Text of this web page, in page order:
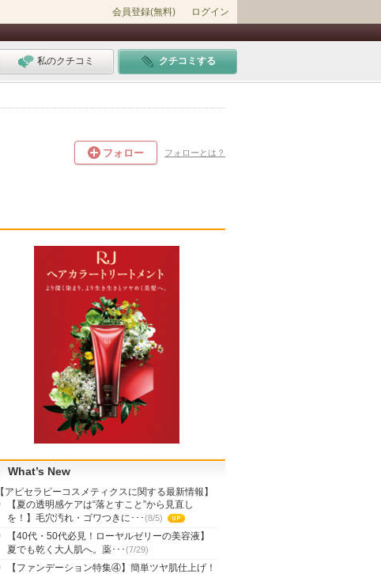
会員登録(無料) ログイン
私のクチコミ クチコミする
フォロー フォローとは？
What’s New
【アピセラピーコスメティクスに関する最新情報】
【夏の透明感ケアは“落とすこと”から見直し
を！】毛穴汚れ・ゴワつきに･･･(8/5)
UP
【40代・50代必見！ローヤルゼリーの美容液】
夏でも乾く大人肌へ。薬･･･(7/29)
【ファンデーション特集④】簡単ツヤ肌仕上げ！